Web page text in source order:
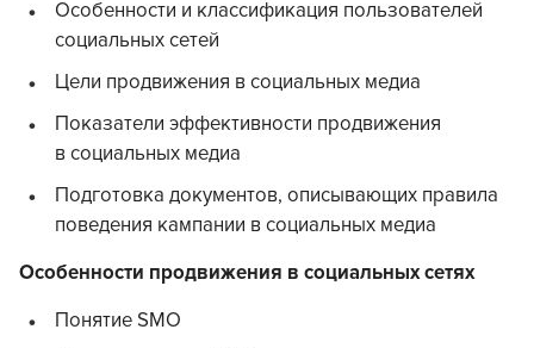
Особенности и классификация пользователей
социальных сетей
Цели продвижения в социальных медиа
Показатели эффективности продвижения
в социальных медиа
Подготовка документов, описывающих правила
поведения кампании в социальных медиа
Особенности продвижения в социальных сетях
Понятие SMO